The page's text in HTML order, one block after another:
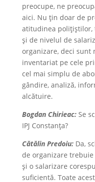
preocupe, ne
aici. Nu țin doar de
atitudinea polițiștilor,
și de nivelul de
organizare, deci sunt
inventariat pe cele
cel mai simplu de
gândire, analiză,
alcătuire.
Bogdan Chirieac:Se
IPJ Constanța?
Cătălin Predoiu:Da,
de organizare
și o salarizare
suficientă. Toate